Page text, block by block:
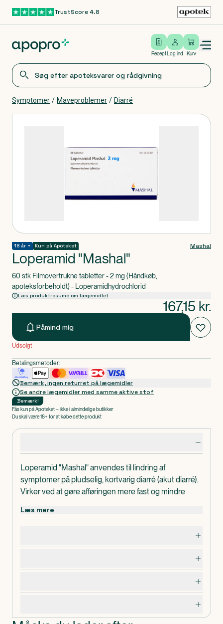
Gå til hovedindholdTrustScore 4.8
Recept
Log ind
Log ind Kurv
Open/close menu
Symptomer / Maveproblemer / Diarré
Loperamid "Mashal" anvendes til lindring af
symptomer på pludselig, kortvarig diarré (akut diarré).
Virker ved at gøre afføringen mere fast og mindre
Bør ikke gives til børn under 12 år uden lægens
anvisning.
inden du tager medicinen. Hvis du er i tvivl, om du må
Læs mere
18 år + Kun på Apoteket Mashal
Loperamid "Mashal"
60 stk Filmovertrukne tabletter - 2 mg (Håndkøb,
apoteksforbeholdt) - Loperamidhydrochlorid
Læs produktresumé om lægemidlet
167,15 kr.
Påmind mig
Udsolgt
Betalingsmetoder:
Bemærk, ingen returret på lægemidler
Se andre lægemidler med samme aktive stof
Bemærk!
Fås kun på Apoteket – ikke i almindelige butikker
Du skal være 18+ for at købe dette produkt